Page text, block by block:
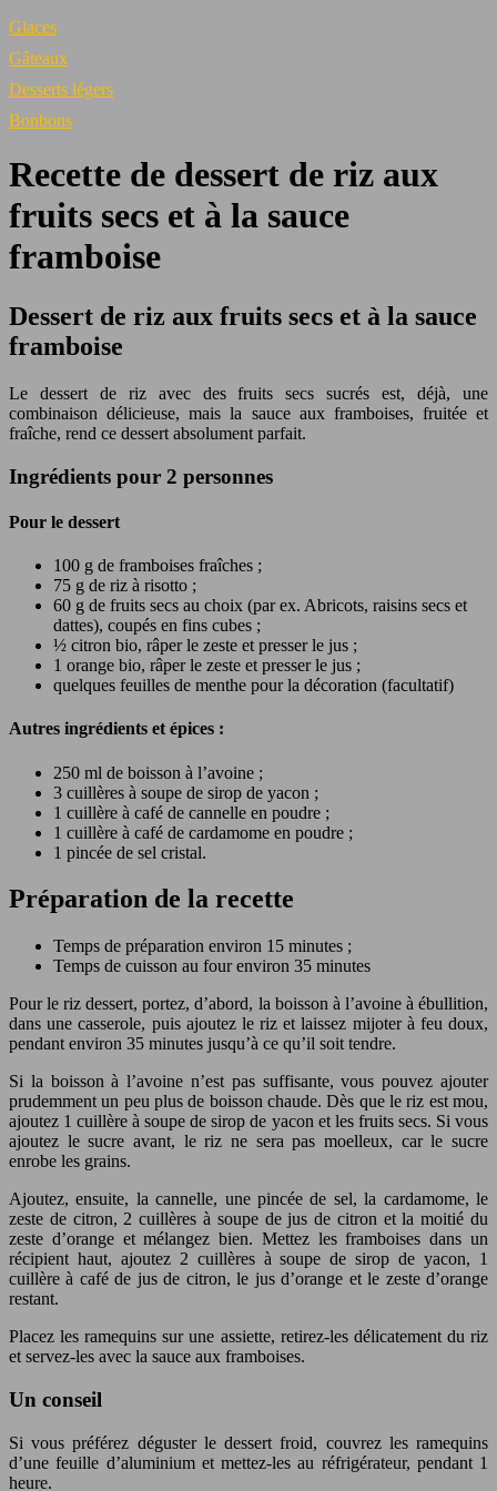
Glaces
Gâteaux
Desserts légers
Bonbons
Recette de dessert de riz aux
fruits secs et à la sauce
framboise
Dessert de riz aux fruits secs et à la sauce
framboise
Le dessert de riz avec des fruits secs sucrés est, déjà, une
combinaison délicieuse, mais la sauce aux framboises, fruitée et
fraîche, rend ce dessert absolument parfait.
Ingrédients pour 2 personnes
Pour le dessert
100 g de framboises fraîches ;
75 g de riz à risotto ;
60 g de fruits secs au choix (par ex. Abricots, raisins secs et
dattes), coupés en fins cubes ;
½ citron bio, râper le zeste et presser le jus ;
1 orange bio, râper le zeste et presser le jus ;
quelques feuilles de menthe pour la décoration (facultatif)
Autres ingrédients et épices :
250 ml de boisson à l’avoine ;
3 cuillères à soupe de sirop de yacon ;
1 cuillère à café de cannelle en poudre ;
1 cuillère à café de cardamome en poudre ;
1 pincée de sel cristal.
Préparation de la recette
Temps de préparation environ 15 minutes ;
Temps de cuisson au four environ 35 minutes
Pour le riz dessert, portez, d’abord, la boisson à l’avoine à ébullition,
dans une casserole, puis ajoutez le riz et laissez mijoter à feu doux,
pendant environ 35 minutes jusqu’à ce qu’il soit tendre.
Si la boisson à l’avoine n’est pas suffisante, vous pouvez ajouter
prudemment un peu plus de boisson chaude. Dès que le riz est mou,
ajoutez 1 cuillère à soupe de sirop de yacon et les fruits secs. Si vous
ajoutez le sucre avant, le riz ne sera pas moelleux, car le sucre
enrobe les grains.
Ajoutez, ensuite, la cannelle, une pincée de sel, la cardamome, le
zeste de citron, 2 cuillères à soupe de jus de citron et la moitié du
zeste d’orange et mélangez bien. Mettez les framboises dans un
récipient haut, ajoutez 2 cuillères à soupe de sirop de yacon, 1
cuillère à café de jus de citron, le jus d’orange et le zeste d’orange
restant.
Placez les ramequins sur une assiette, retirez-les délicatement du riz
et servez-les avec la sauce aux framboises.
Un conseil
Si vous préférez déguster le dessert froid, couvrez les ramequins
d’une feuille d’aluminium et mettez-les au réfrigérateur, pendant 1
heure.